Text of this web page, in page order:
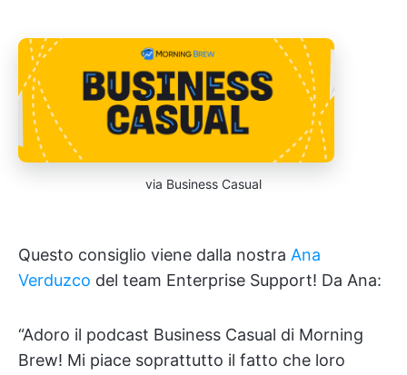
via Business Casual
Questo consiglio viene dalla nostra Ana
Verduzco del team Enterprise Support! Da Ana:
“Adoro il podcast Business Casual di Morning
Brew! Mi piace soprattutto il fatto che loro